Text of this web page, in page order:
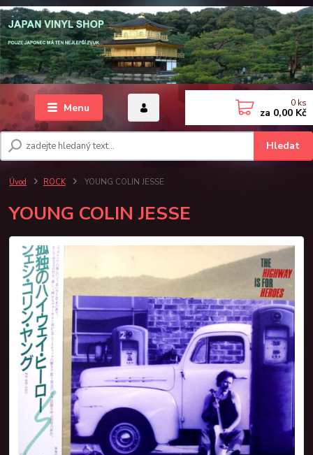
Menu
Hledat
0 ks
za 0,00 Kč
Úvod ROCK YOUNG COLIN JESSE
YOUNG COLIN JESSE